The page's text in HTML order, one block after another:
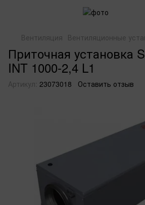
Вентиляция Вентиляционные
Приточная установка
INT 1000-2,4 L1
Артикул: 23073018 Оставить отзыв